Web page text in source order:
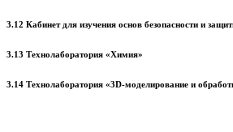
3.12 Кабинет для изучения основ безопасности и
3.13 Технолаборатория «Химия»
3.14 Технолаборатория «3D-моделирование и